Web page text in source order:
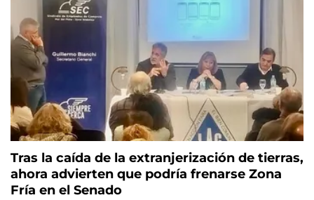
Tras la caída de la extranjerización de tierras,
ahora advierten que podría frenarse Zona
Fría en el Senado